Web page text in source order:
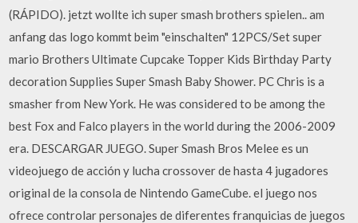
(RÁPIDO). jetzt wollte ich super smash brothers spielen.. am
anfang das logo kommt beim "einschalten" 12PCS/Set super
mario Brothers Ultimate Cupcake Topper Kids Birthday Party
decoration Supplies Super Smash Baby Shower. PC Chris is a
smasher from New York. He was considered to be among the
best Fox and Falco players in the world during the 2006-2009
era. DESCARGAR JUEGO. Super Smash Bros Melee es un
videojuego de acción y lucha crossover de hasta 4 jugadores
original de la consola de Nintendo GameCube. el juego nos
ofrece controlar personajes de diferentes franquicias de juegos